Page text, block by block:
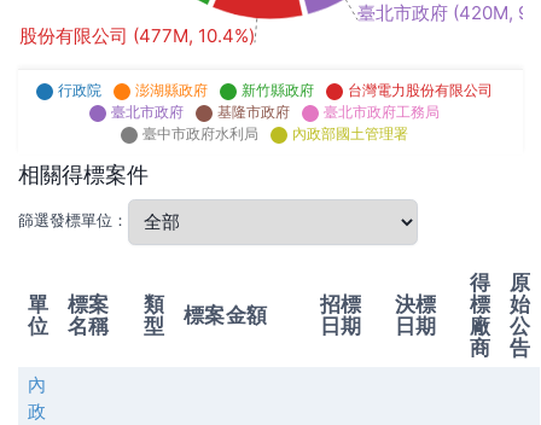
股份有限公司 (477M, 10.4%)
臺北市政府 (420M,
行政院 澎湖縣政府 新竹縣政府
台灣電力股份有限公司
臺北市政府
基隆市政府
臺北市政府工務局
臺中市政府水利局
內政部國土管理署
相關得標案件
篩選發標單位：
單
位
標案
名稱
類
型
標案金額
招標
日期
決標
日期
得
標
廠
商
原
始
公
告
內
政